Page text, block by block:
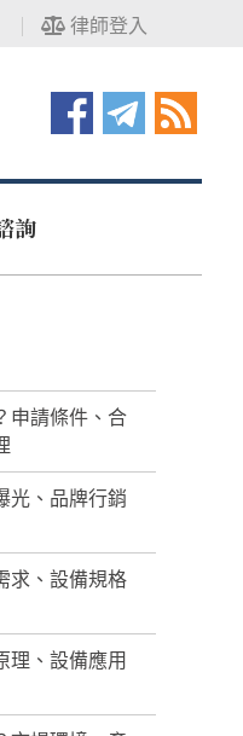
律師登入
詢
申請條件、合
光、品牌行銷
求、設備規格
理、設備應用